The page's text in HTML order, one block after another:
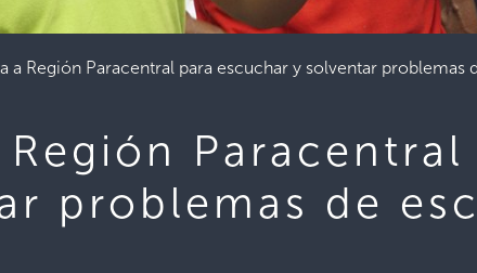
a Región Paracentral para escuchar y solventar problemas
problemas de